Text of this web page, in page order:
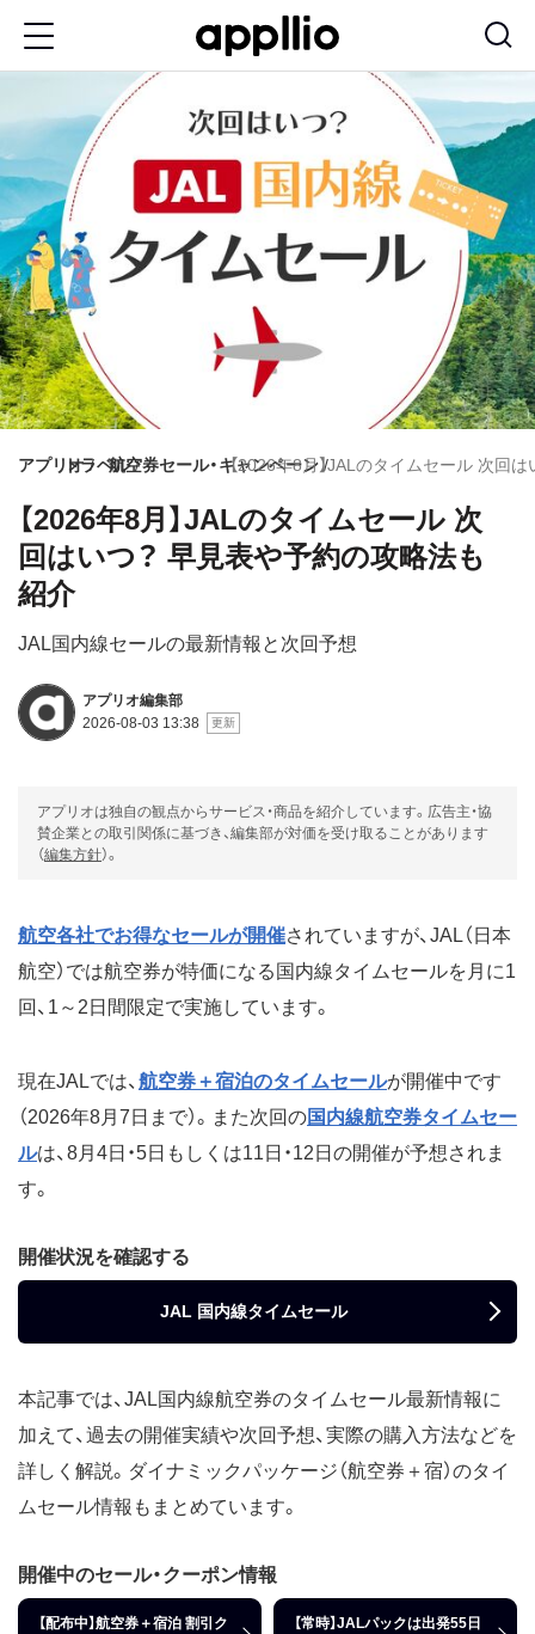
ン
テ
ツ
に
移
動
アプリオトラベル航空券セール・キャンペーン【2026年8月】JALのタイムセール 次回
【2026年8月】JALのタイムセール 次
回はいつ？ 早見表や予約の攻略法も
紹介
JAL国内線セールの最新情報と次回予想
アプリオ編集部
2026-08-03 13:38
アプリオは独自の観点からサービス・商品を紹介しています。広告主・協
賛企業との取引関係に基づき、編集部が対価を受け取ることがあります
（編集方針）。
航空各社でお得なセールが開催されていますが、JAL（日本
航空）では航空券が特価になる国内線タイムセールを月に1
回、1～2日間限定で実施しています。
現在JALでは、 航空券＋宿泊のタイムセールが開催中です
（2026年8月7日まで）。また次回の国内線航空券タイムセー
ルは、8月4日・5日もしくは11日・12日の開催が予想されま
す。
開催状況を確認する
JAL 国内線タイムセール
本記事では、JAL国内線航空券のタイムセール最新情報に
加えて、過去の開催実績や次回予想、実際の購入方法などを
詳しく解説。ダイナミックパッケージ（航空券＋宿）のタイ
ムセール情報もまとめています。
開催中のセール・クーポン情報
【配布中】航空券＋宿泊 割引ク
【常時】JALパックは出発55日